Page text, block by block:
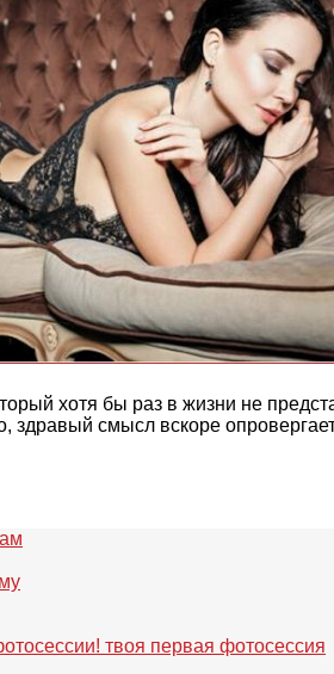
хотя бы раз в жизни не
здравый смысл вскоре
твоя первая фотосессия